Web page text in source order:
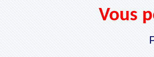
Vous